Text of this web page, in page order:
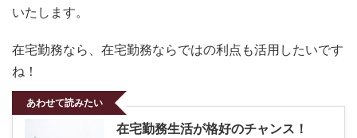
いたします。
在宅勤務なら、在宅勤務ならではの利点も活用したいです
ね！
あわせて読みたい
在宅勤務生活が格好のチャンス！